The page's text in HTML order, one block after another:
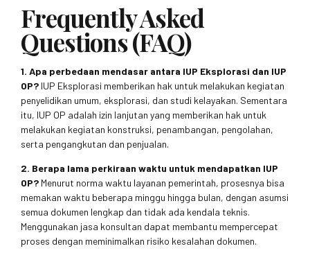
Frequently Asked
Questions (FAQ)
1. Apa perbedaan mendasar antara IUP Eksplorasi dan IUP
OP? IUP Eksplorasi memberikan hak untuk melakukan kegiatan
penyelidikan umum, eksplorasi, dan studi kelayakan. Sementara
itu, IUP OP adalah izin lanjutan yang memberikan hak untuk
melakukan kegiatan konstruksi, penambangan, pengolahan,
serta pengangkutan dan penjualan.
2. Berapa lama perkiraan waktu untuk mendapatkan IUP
OP? Menurut norma waktu layanan pemerintah, prosesnya bisa
memakan waktu beberapa minggu hingga bulan, dengan asumsi
semua dokumen lengkap dan tidak ada kendala teknis.
Menggunakan jasa konsultan dapat membantu mempercepat
proses dengan meminimalkan risiko kesalahan dokumen.